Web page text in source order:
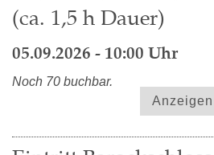
(ca. 1,5 h Dauer)
05.09.2026 - 10:00 Uhr
Noch 70 buchbar.
Anzeigen